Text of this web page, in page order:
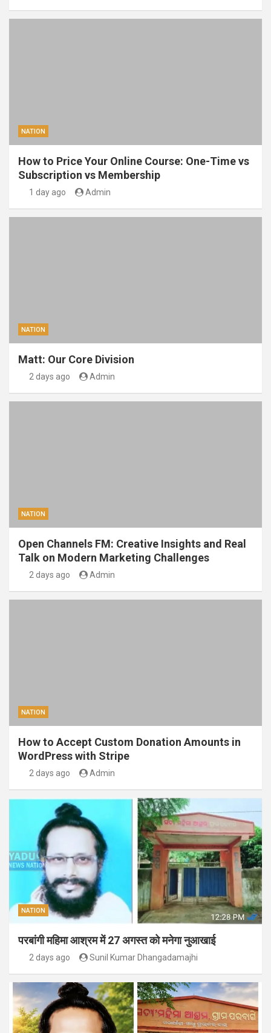
NATION
How to Price Your Online Course: One-Time vs
Subscription vs Membership
1 day ago Admin
NATION
Matt: Our Core Division
2 days ago Admin
NATION
Open Channels FM: Creative Insights and Real
Talk on Modern Marketing Challenges
2 days ago Admin
NATION
How to Accept Custom Donation Amounts in
WordPress with Stripe
2 days ago Admin
NATION
परबांगी महिमा आश्रम में 27 अगस्त को मनेगा नुआखाई
2 days ago Sunil Kumar Dhangadamajhi